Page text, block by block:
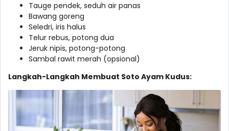
Tauge pendek, seduh air panas
Bawang goreng
Seledri, iris halus
Telur rebus, potong dua
Jeruk nipis, potong-potong
Sambal rawit merah (opsional)
Langkah-Langkah Membuat Soto Ayam Kudus: